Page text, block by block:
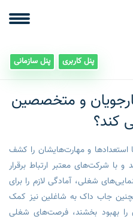
پنل کاربری پنل سازمانی
و متخصصین
کند؟
و مهارت‌هایشان را کشف
و با شرکت‌های معتبر ارتباط برقرار
شغلی، آمادگی لازم را برای
جاب داک به شاغلین نیز کمک
را بهبود بخشند، فرصت‌های شغلی